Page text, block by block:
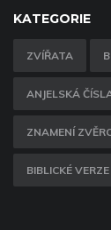
KATEGORIE
ZVÍŘATA
ANJELSKÁ
ZNAMENÍ
BIBLICKÉ VERZE